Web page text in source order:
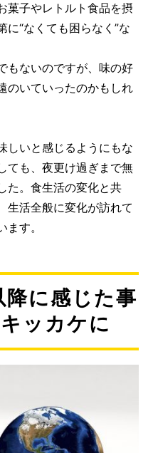
菓子やレトルト食品を摂
“なくても困らなく”な
もないのですが、味の好
のいていったのかもしれ
しいと感じるようにもな
ても、夜更け過ぎまで無
た。食生活の変化と共
生活全般に変化が訪れて
す。
に感じた事
ッカケに